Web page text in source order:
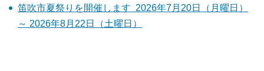
笛吹市夏祭りを開催します 2026年7月20日（月曜日）
～ 2026年8月22日（土曜日）